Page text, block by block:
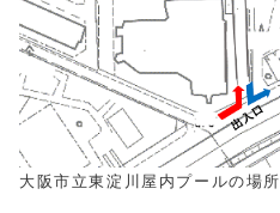
大阪市立東淀川屋内プールの場所